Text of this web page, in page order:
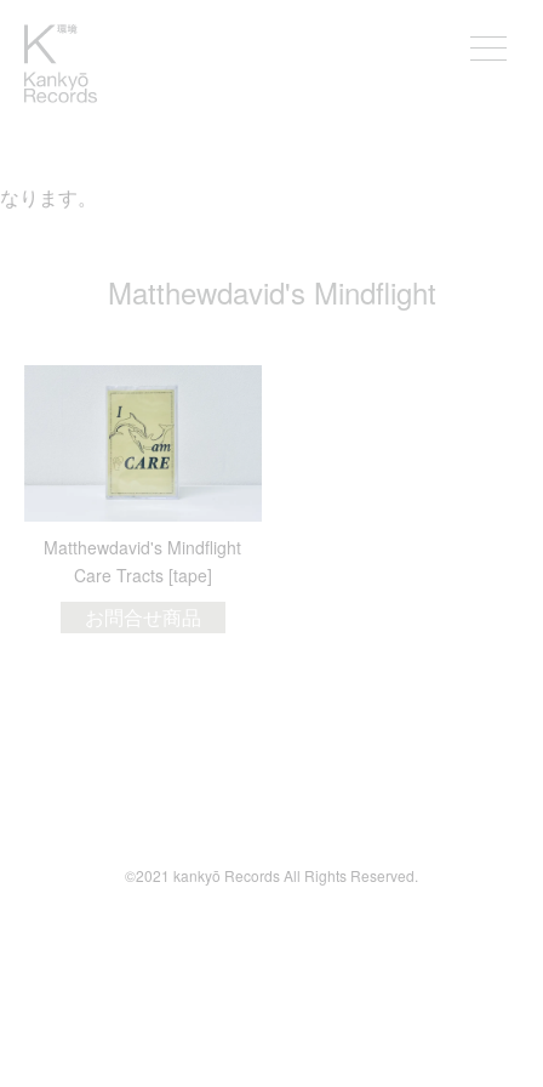
ります。
Matthewdavid's Mindflight
Matthewdavid's Mindflight
Care Tracts [tape]
お問合せ商品
©2021 kankyō Records All Rights Reserved.